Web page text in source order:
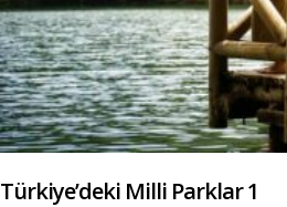
Türkiye’deki Milli Parklar 1